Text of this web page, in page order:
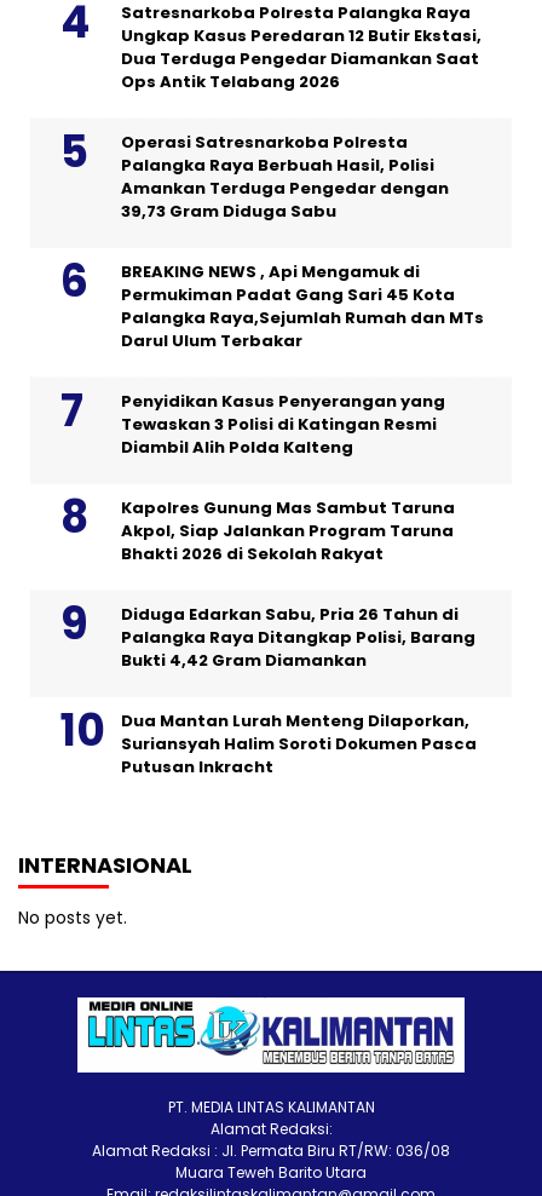
Satresnarkoba Polresta Palangka Raya
Ungkap Kasus Peredaran 12 Butir Ekstasi,
Dua Terduga Pengedar Diamankan Saat
Ops Antik Telabang 2026
Operasi Satresnarkoba Polresta
Palangka Raya Berbuah Hasil, Polisi
Amankan Terduga Pengedar dengan
39,73 Gram Diduga Sabu
BREAKING NEWS , Api Mengamuk di
Permukiman Padat Gang Sari 45 Kota
Palangka Raya,Sejumlah Rumah dan MTs
Darul Ulum Terbakar
Penyidikan Kasus Penyerangan yang
Tewaskan 3 Polisi di Katingan Resmi
Diambil Alih Polda Kalteng
Kapolres Gunung Mas Sambut Taruna
Akpol, Siap Jalankan Program Taruna
Bhakti 2026 di Sekolah Rakyat
Diduga Edarkan Sabu, Pria 26 Tahun di
Palangka Raya Ditangkap Polisi, Barang
Bukti 4,42 Gram Diamankan
Dua Mantan Lurah Menteng Dilaporkan,
Suriansyah Halim Soroti Dokumen Pasca
Putusan Inkracht
INTERNASIONAL
No posts yet.
PT. MEDIA LINTAS KALIMANTAN
Alamat Redaksi:
Alamat Redaksi : Jl. Permata Biru RT/RW: 036/08
Muara Teweh Barito Utara